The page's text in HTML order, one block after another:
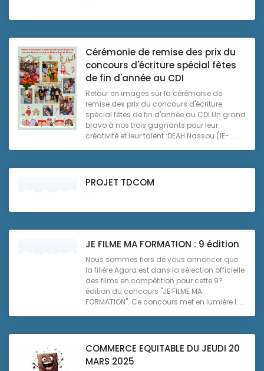
...
Cérémonie de remise des prix du
concours d'écriture spécial fêtes
de fin d'année au CDI
Retour en images sur la cérémonie de
remise des prix du concours d'écriture
spécial fêtes de fin d'année au CDI.Un grand
bravo à nos trois gagnants pour leur
créativité et leur talent :DEAH Nassou (1E- ...
PROJET TDCOM
...
JE FILME MA FORMATION : 9 édition
Nous sommes fiers de vous annoncer que
la filière Agora est dans la sélection officielle
des films en compétition pour cette 9?
édition du concours "JE FILME MA
FORMATION". Ce concours met en lumière l ...
COMMERCE EQUITABLE DU JEUDI 20
MARS 2025